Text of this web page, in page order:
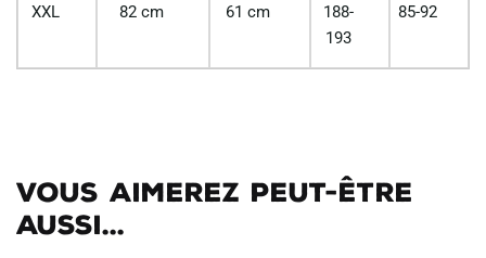
XXL 82 cm 61 cm
188-
193
85-92
Vous aimerez peut-être
aussi...